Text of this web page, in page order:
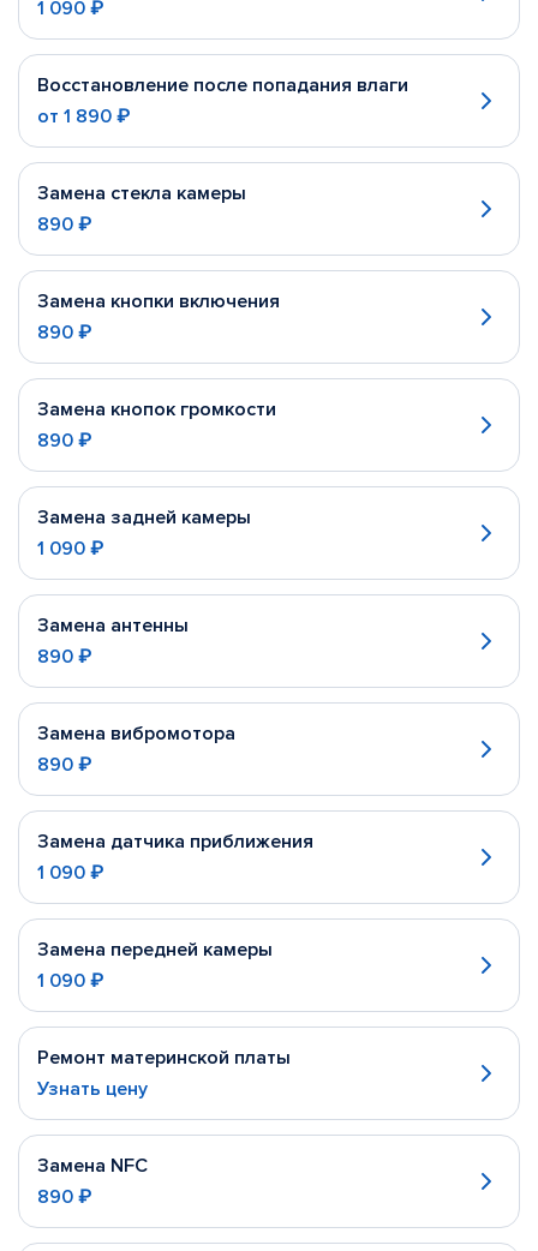
1 090 ₽
Восстановление после попадания влаги
от 1 890 ₽
Замена стекла камеры
890 ₽
Замена кнопки включения
890 ₽
Замена кнопок громкости
890 ₽
Замена задней камеры
1 090 ₽
Замена антенны
890 ₽
Замена вибромотора
890 ₽
Замена датчика приближения
1 090 ₽
Замена передней камеры
1 090 ₽
Ремонт материнской платы
Узнать цену
Замена NFC
890 ₽